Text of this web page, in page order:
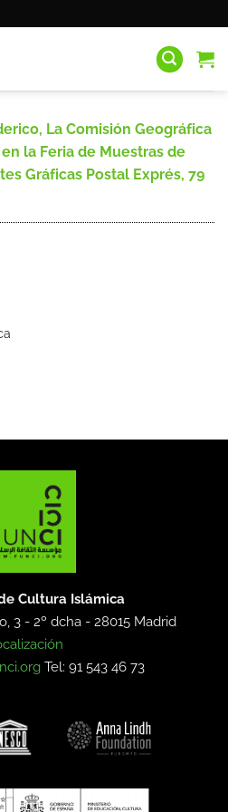
La Comisión Geográfica
la Feria de Muestras de
Gráficas Postal Exprés, 79
Cultura Islámica
3 - 2º dcha -28015 Madrid
Tel: 91 543 46 73